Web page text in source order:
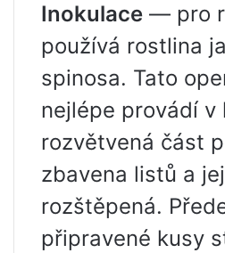
Inokulace — pro
používá rostlina
spinosa. Tato
nejlépe provádí v
rozvětvená část
zbavena listů a
rozštěpená.
připravené kusy